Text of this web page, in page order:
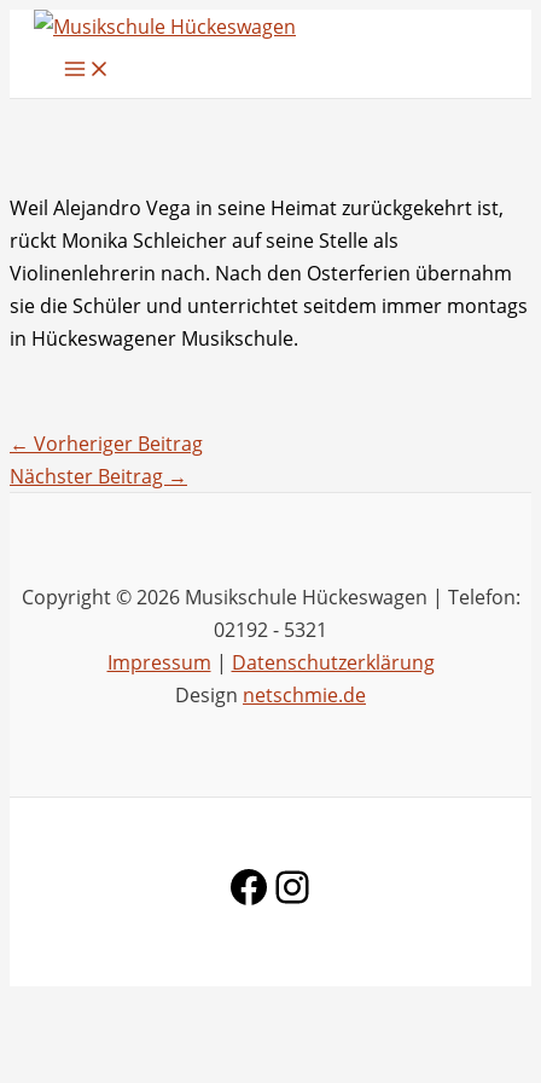
Zum
Weil Alejandro Vega in seine Heimat zurückgekehrt ist,
rückt Monika Schleicher auf seine Stelle als
Violinenlehrerin nach. Nach den Osterferien übernahm
sie die Schüler und unterrichtet seitdem immer montags
in Hückeswagener Musikschule.
← Vorheriger Beitrag
Nächster Beitrag →
Copyright © 2026 Musikschule Hückeswagen | Telefon:
02192 - 5321
Impressum | Datenschutzerklärung
Design netschmie.de
Facebook
Instagram